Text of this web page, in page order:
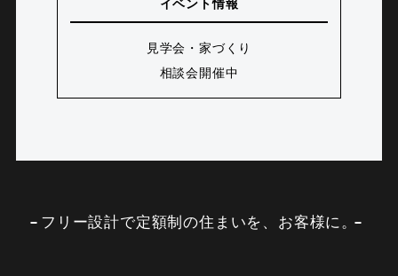
イベント情報
見学会・家づくり
相談会開催中
フリー設計で定額制の住まいを、お客様に。